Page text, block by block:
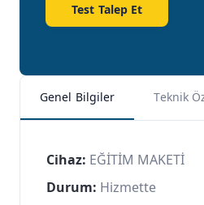
Test Talep Et
Genel Bilgiler Teknik
Cihaz: EĞİTİM MAKETİ
Durum: Hizmette